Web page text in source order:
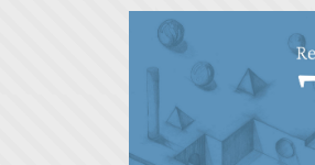
Barra
lateral
del
artículo